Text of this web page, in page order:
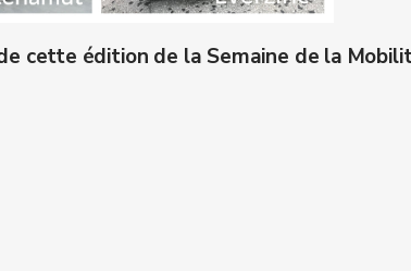
cette édition de la Semaine de la